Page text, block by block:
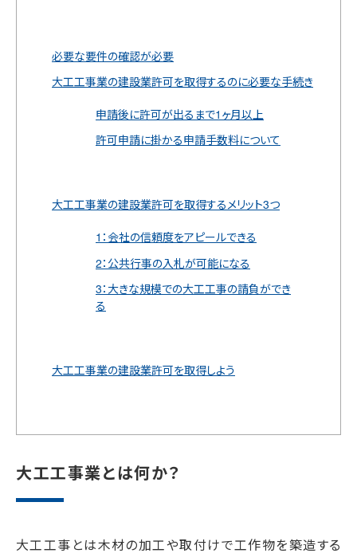
必要な要件の確認が必要
大工工事業の建設業許可を取得するのに必要な手続き
申請後に許可が出るまで1ヶ月以上
許可申請に掛かる申請手数料について
大工工事業の建設業許可を取得するメリット3つ
1：会社の信頼度をアピールできる
2：公共行事の入札が可能になる
3：大きな規模での大工工事の請負ができ
る
大工工事業の建設業許可を取得しよう
大工工事業とは何か？
大工工事とは木材の加工や取付けで工作物を築造する